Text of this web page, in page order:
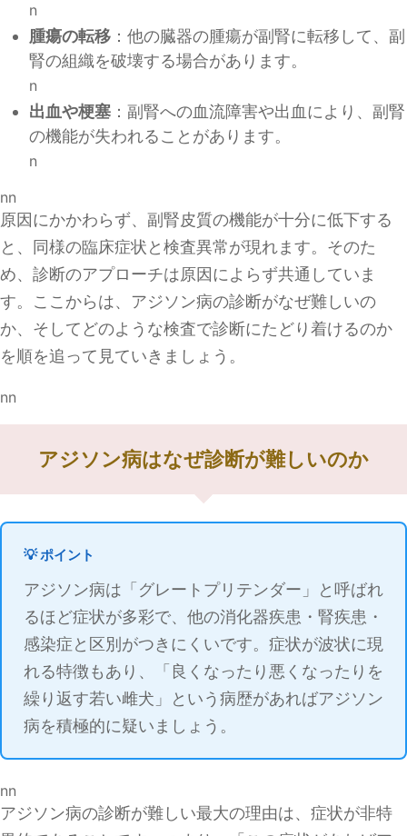
n
腫瘍の転移 ：他の臓器の腫瘍が副腎に転移して、副
腎の組織を破壊する場合があります。
n
出血や梗塞 ：副腎への血流障害や出血により、副腎
の機能が失われることがあります。
n
nn
原因にかかわらず、副腎皮質の機能が十分に低下する
と、同様の臨床症状と検査異常が現れます。そのた
め、診断のアプローチは原因によらず共通していま
す。ここからは、アジソン病の診断がなぜ難しいの
か、そしてどのような検査で診断にたどり着けるのか
を順を追って見ていきましょう。
nn
アジソン病はなぜ診断が難しいのか
💡 ポイント
アジソン病は「グレートプリテンダー」と呼ばれ
るほど症状が多彩で、他の消化器疾患・腎疾患・
感染症と区別がつきにくいです。症状が波状に現
れる特徴もあり、「良くなったり悪くなったりを
繰り返す若い雌犬」という病歴があればアジソン
病を積極的に疑いましょう。
nn
アジソン病の診断が難しい最大の理由は、症状が非特